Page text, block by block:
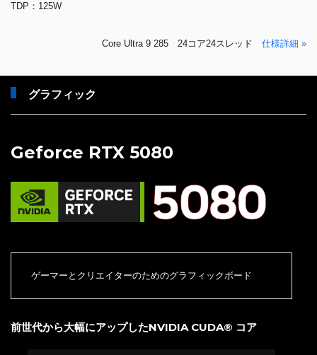
TDP：125W
Core Ultra 9 285 24コア24スレッド 仕様詳細 »
グラフィック
Geforce RTX 5080
ゲーマーとクリエイターのためのグラフィックボード
前世代から大幅にアップしたNVIDIA CUDA® コア